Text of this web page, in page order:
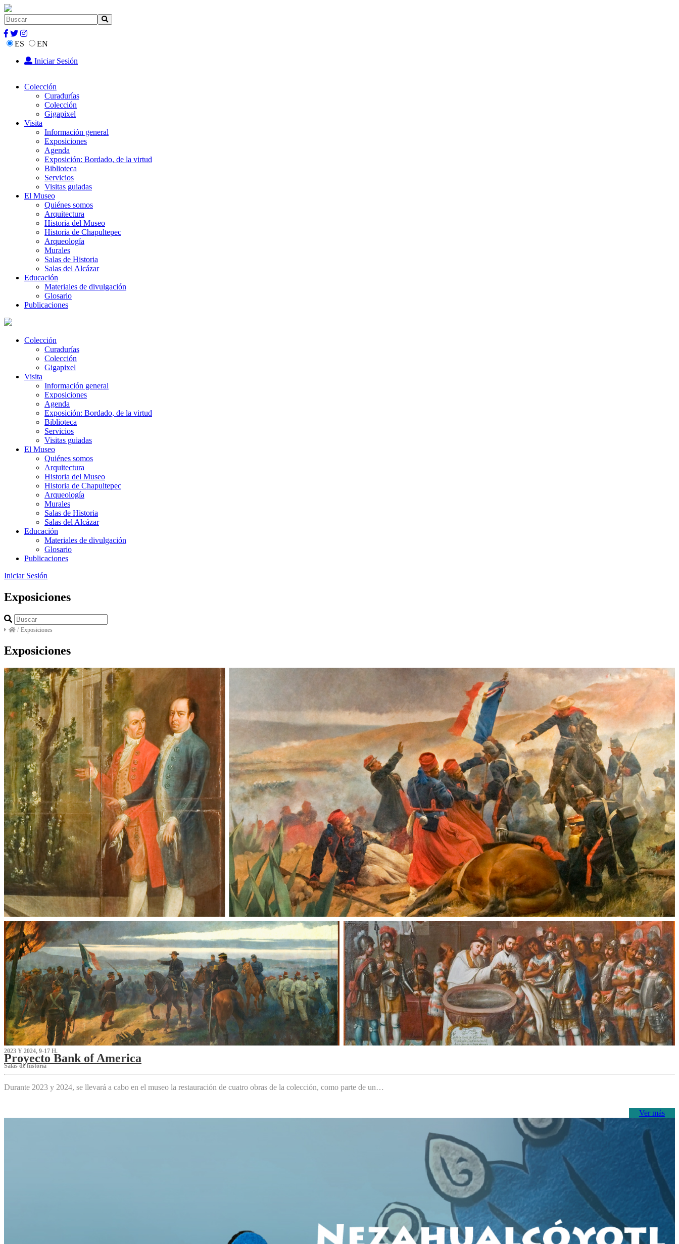
ES
EN
Iniciar Sesión
Colección
Curadurías
Colección
Gigapixel
Visita
Información general
Exposiciones
Agenda
Exposición: Bordado, de la virtud
Biblioteca
Servicios
Visitas guiadas
El Museo
Quiénes somos
Arquitectura
Historia del Museo
Historia de Chapultepec
Arqueología
Murales
Salas de Historia
Salas del Alcázar
Educación
Materiales de divulgación
Glosario
Publicaciones
Colección
Curadurías
Colección
Gigapixel
Visita
Información general
Exposiciones
Agenda
Exposición: Bordado, de la virtud
Biblioteca
Servicios
Visitas guiadas
El Museo
Quiénes somos
Arquitectura
Historia del Museo
Historia de Chapultepec
Arqueología
Murales
Salas de Historia
Salas del Alcázar
Educación
Materiales de divulgación
Glosario
Publicaciones
Iniciar Sesión
Exposiciones
/ Exposiciones
Exposiciones
2023 Y 2024, 9-17 H.
Proyecto Bank of America
S‌alas de historia
Durante 2023 y 2024, se llevará a cabo en el museo la restauración de cuatro obras de la colección, como parte de un…
Ver más